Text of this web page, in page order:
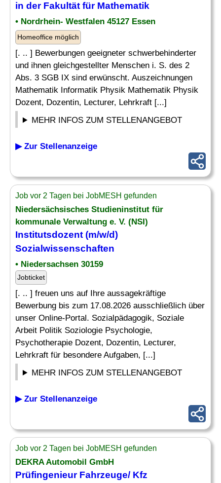
in der Fakultät für Mathematik
• Nordrhein- Westfalen 45127 Essen
Homeoffice möglich
[. .. ] Bewerbungen geeigneter schwerbehinderter
und ihnen gleichgestellter Menschen i. S. des 2
Abs. 3 SGB IX sind erwünscht. Auszeichnungen
Mathematik Informatik Physik Mathematik Physik
Dozent, Dozentin, Lecturer, Lehrkraft [...]
MEHR INFOS ZUM STELLENANGEBOT
▶ Zur Stellenanzeige
Job vor 2 Tagen bei JobMESH gefunden
Niedersächsisches Studieninstitut für
kommunale Verwaltung e. V. (NSI)
Institutsdozent (m/w/d)
Sozialwissenschaften
• Niedersachsen 30159
Jobticket
[. .. ] freuen uns auf Ihre aussagekräftige
Bewerbung bis zum 17.08.2026 ausschließlich über
unser Online-Portal. Sozialpädagogik, Soziale
Arbeit Politik Soziologie Psychologie,
Psychotherapie Dozent, Dozentin, Lecturer,
Lehrkraft für besondere Aufgaben, [...]
MEHR INFOS ZUM STELLENANGEBOT
▶ Zur Stellenanzeige
Job vor 2 Tagen bei JobMESH gefunden
DEKRA Automobil GmbH
Prüfingenieur Fahrzeuge/ Kfz